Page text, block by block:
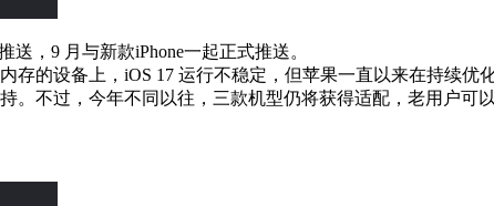
，9 月与新款iPhone一起正式推送。
的设备上，iOS 17 运行不稳定，但苹果一直以来在持续优化
不过，今年不同以往，三款机型仍将获得适配，老用户可